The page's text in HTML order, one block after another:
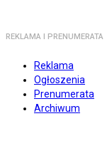
REKLAMA I PRENUMERATA
Reklama
Ogłoszenia
Prenumerata
Archiwum